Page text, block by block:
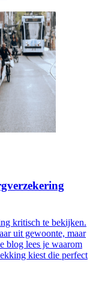
kritisch te bekijken.
uit gewoonte, maar
blog lees je waarom
kiest die perfect